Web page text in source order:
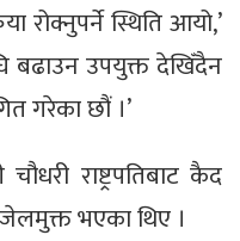
रोक्नुपर्ने स्थिति आयो,’
बढाउन उपयुक्त देखिँदैन
गरेका छौं ।’
राष्ट्रपतिबाट कैद
भएका थिए ।